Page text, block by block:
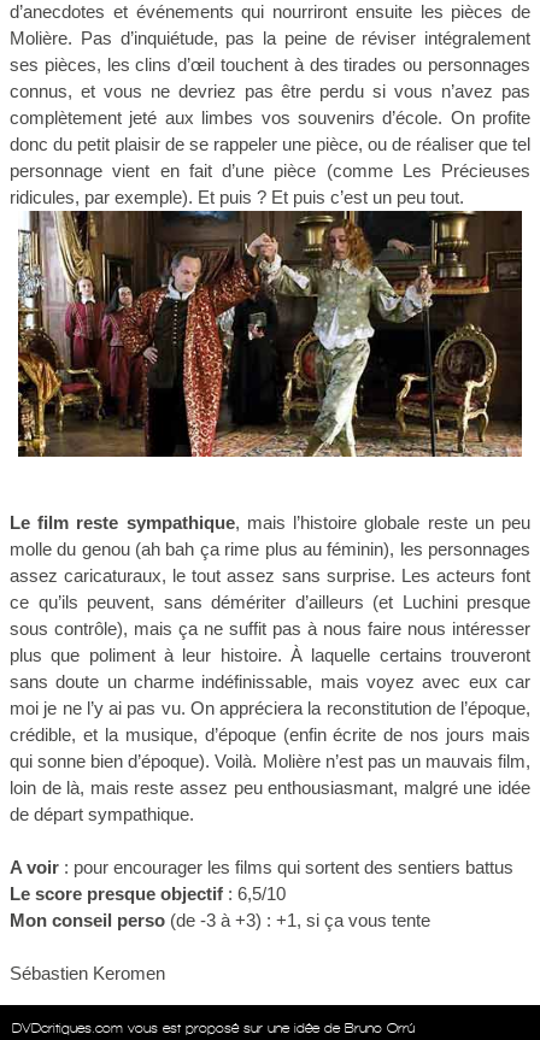
d’anecdotes et événements qui nourriront ensuite les pièces de
Molière. Pas d’inquiétude, pas la peine de réviser intégralement
ses pièces, les clins d’œil touchent à des tirades ou personnages
connus, et vous ne devriez pas être perdu si vous n’avez pas
complètement jeté aux limbes vos souvenirs d’école. On profite
donc du petit plaisir de se rappeler une pièce, ou de réaliser que tel
personnage vient en fait d’une pièce (comme Les Précieuses
ridicules, par exemple). Et puis ? Et puis c’est un peu tout.
Le film reste sympathique, mais l’histoire globale reste un peu
molle du genou (ah bah ça rime plus au féminin), les personnages
assez caricaturaux, le tout assez sans surprise. Les acteurs font
ce qu’ils peuvent, sans démériter d’ailleurs (et Luchini presque
sous contrôle), mais ça ne suffit pas à nous faire nous intéresser
plus que poliment à leur histoire. À laquelle certains trouveront
sans doute un charme indéfinissable, mais voyez avec eux car
moi je ne l’y ai pas vu. On appréciera la reconstitution de l’époque,
crédible, et la musique, d’époque (enfin écrite de nos jours mais
qui sonne bien d’époque). Voilà. Molière n’est pas un mauvais film,
loin de là, mais reste assez peu enthousiasmant, malgré une idée
de départ sympathique.
A voir : pour encourager les films qui sortent des sentiers battus
Le score presque objectif : 6,5/10
Mon conseil perso (de -3 à +3) : +1, si ça vous tente
Sébastien Keromen
DVDcritiques.com vous est proposé sur une idée de Bruno Orrú